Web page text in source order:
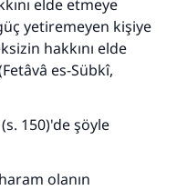
elde etmeye
yetiremeyen kişiye
hakkını elde
Fetâvâ es-Sübkî,
150)'de şöyle
olanın